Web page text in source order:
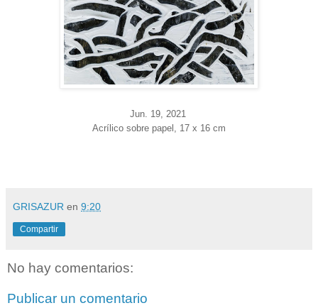
Jun. 19, 2021
Acrílico sobre papel, 17 x 16 cm
GRISAZUR en 9:20
Compartir
No hay comentarios:
Publicar un comentario